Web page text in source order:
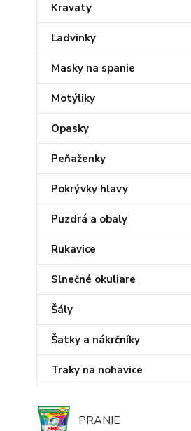
Kravaty
Ľadvinky
Masky na spanie
Motýliky
Opasky
Peňaženky
Pokrývky hlavy
Puzdrá a obaly
Rukavice
Slnečné okuliare
Šály
Šatky a nákrčníky
Traky na nohavice
PRANIE